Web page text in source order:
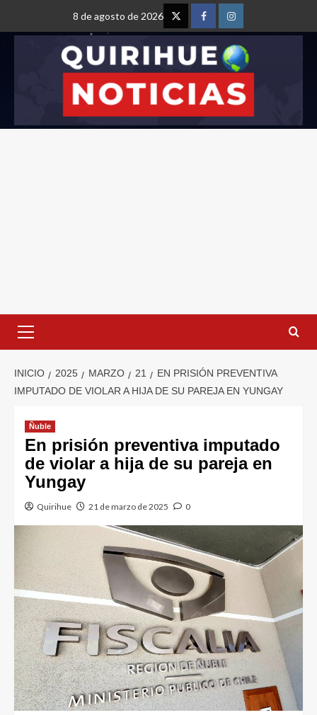
8 de agosto de 2026
INICIO 2025 MARZO 21
EN PRISIÓN PREVENTIVA
IMPUTADO DE VIOLAR A HIJA DE SU PAREJA EN YUNGAY
Ñuble
En prisión preventiva imputado
de violar a hija de su pareja en
Yungay
Quirihue 21 de marzo de 2025 0